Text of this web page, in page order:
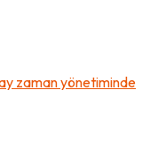
zaman yönetiminde